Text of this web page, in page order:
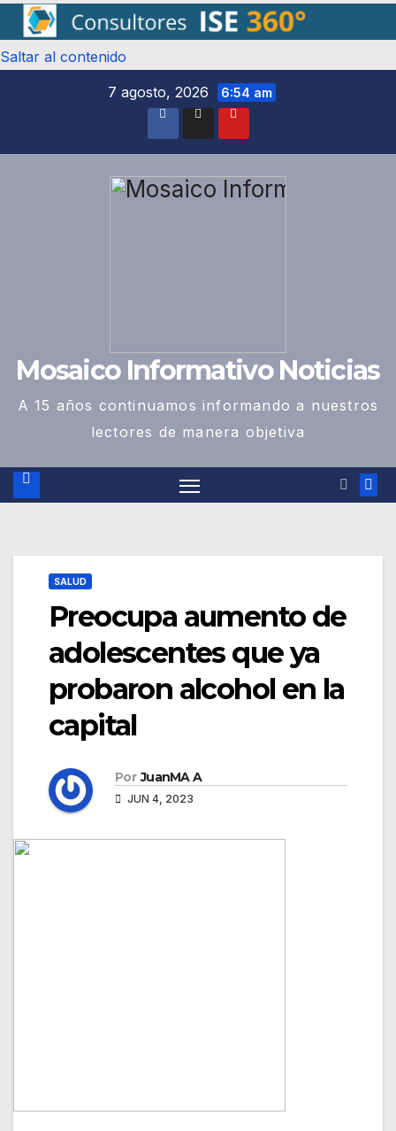
Saltar al contenido
7 agosto, 2026
6:54 am
Mosaico Informativo Noticias
A 15 años continuamos informando a nuestros
lectores de manera objetiva
SALUD
Preocupa aumento de
adolescentes que ya
probaron alcohol en la
capital
Por JuanMA A
JUN 4, 2023